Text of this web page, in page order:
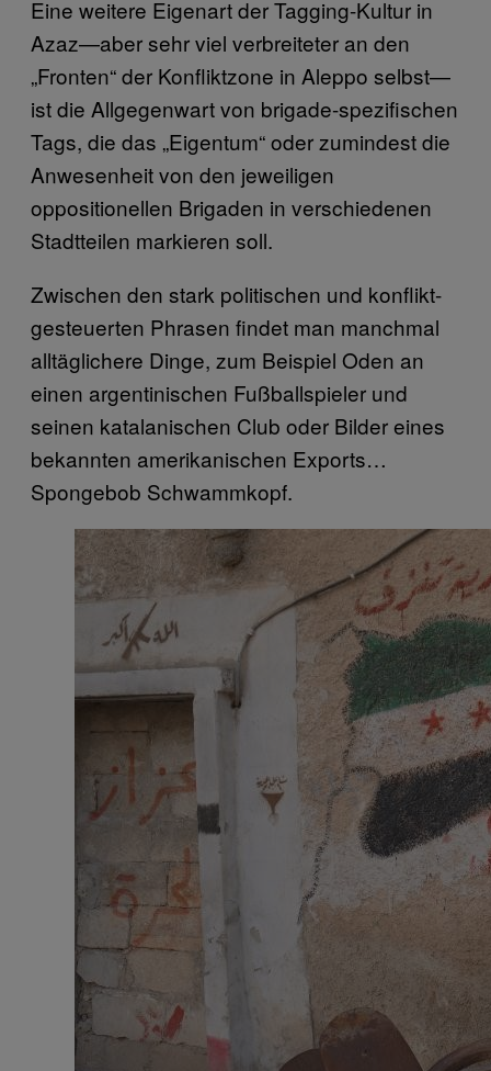
Eine weitere Eigenart der Tagging-Kultur in
Azaz—aber sehr viel verbreiteter an den
„Fronten“ der Konfliktzone in Aleppo selbst—
ist die Allgegenwart von brigade-spezifischen
Tags, die das „Eigentum“ oder zumindest die
Anwesenheit von den jeweiligen
oppositionellen Brigaden in verschiedenen
Stadtteilen markieren soll.
Zwischen den stark politischen und konflikt-
gesteuerten Phrasen findet man manchmal
alltäglichere Dinge, zum Beispiel Oden an
einen argentinischen Fußballspieler und
seinen katalanischen Club oder Bilder eines
bekannten amerikanischen Exports…
Spongebob Schwammkopf.